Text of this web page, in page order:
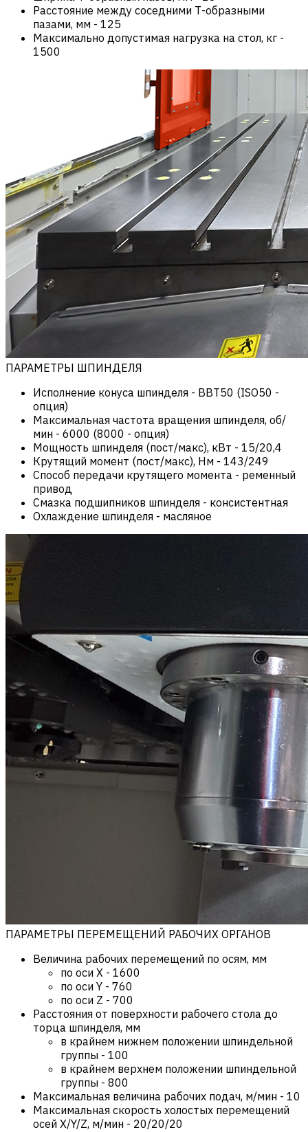
Расстояние между соседними Т-образными
пазами, мм - 125
Максимально допустимая нагрузка на стол, кг -
1500
ПАРАМЕТРЫ ШПИНДЕЛЯ
Исполнение конуса шпинделя - BBT50 (ISO50 -
опция)
Максимальная частота вращения шпинделя, об/
мин - 6000 (8000 - опция)
Мощность шпинделя (пост/макс), кВт - 15/20,4
Крутящий момент (пост/макс), Нм - 143/249
Способ передачи крутящего момента - ременный
привод
Смазка подшипников шпинделя - консистентная
Охлаждение шпинделя - масляное
ПАРАМЕТРЫ ПЕРЕМЕЩЕНИЙ РАБОЧИХ ОРГАНОВ
Величина рабочих перемещений по осям, мм
по оси X - 1600
по оси Y - 760
по оси Z - 700
Расстояния от поверхности рабочего стола до
торца шпинделя, мм
в крайнем нижнем положении шпиндельной
группы - 100
в крайнем верхнем положении шпиндельной
группы - 800
Максимальная величина рабочих подач, м/мин - 10
Максимальная скорость холостых перемещений
осей X/Y/Z, м/мин - 20/20/20